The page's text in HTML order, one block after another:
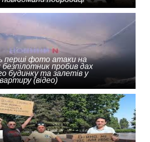
перші фото атаки на
безпілотник пробив дах
будинку та залетів у
(відео)